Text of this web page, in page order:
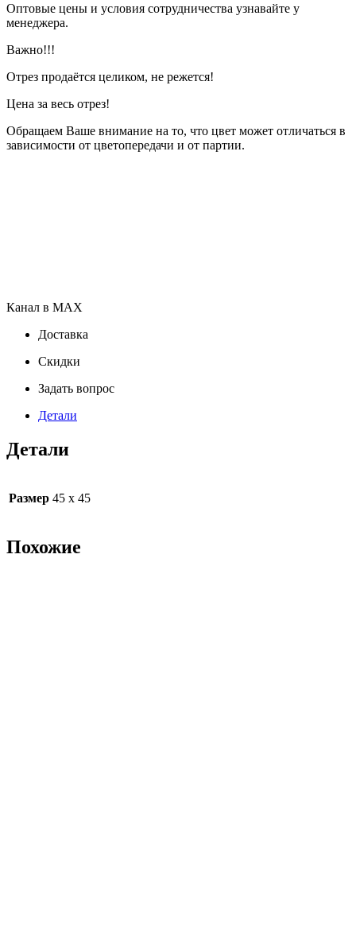
Оптовые цены и условия сотрудничества узнавайте у
менеджера.
Важно!!!
Отрез продаётся целиком, не режется!
Цена за весь отрез!
Обращаем Ваше внимание на то, что цвет может отличаться в
зависимости от цветопередачи и от партии.
Канал в MAX
Доставка
Скидки
Задать вопрос
Детали
Детали
Размер 45 х 45
Похожие